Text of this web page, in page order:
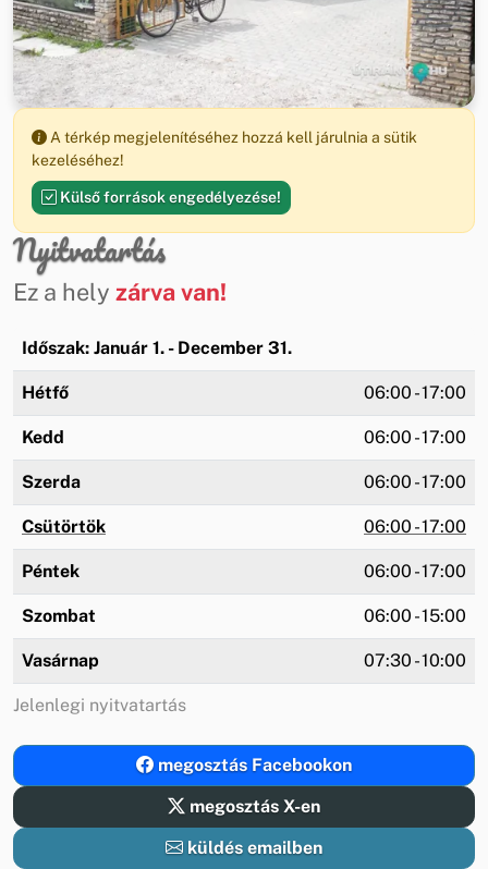
A térkép megjelenítéséhez hozzá kell járulnia a sütik
kezeléséhez!
Külső források engedélyezése!
Nyitvatartás
Ez a hely zárva van!
Időszak: Január 1. - December 31.
Hétfő 06:00 - 17:00
Kedd 06:00 - 17:00
Szerda 06:00 - 17:00
Csütörtök 06:00 - 17:00
Péntek 06:00 - 17:00
Szombat 06:00 - 15:00
Vasárnap 07:30 - 10:00
Jelenlegi nyitvatartás
megosztás Facebookon
megosztás X-en
küldés emailben